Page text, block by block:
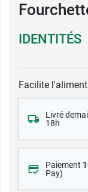
IDENTITÉS
Facilite
Livré
18h
Paiement
Pay)